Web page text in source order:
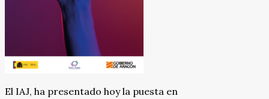
El IAJ, ha presentado hoy la puesta en